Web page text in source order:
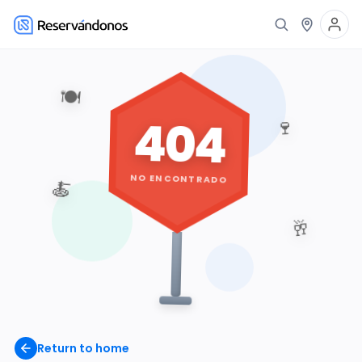
Return to home
🍽️
🍷
🥂
🍝
404
NO ENCONTRADO